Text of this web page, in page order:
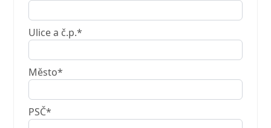
Ulice a č.p.*
Město*
PSČ*